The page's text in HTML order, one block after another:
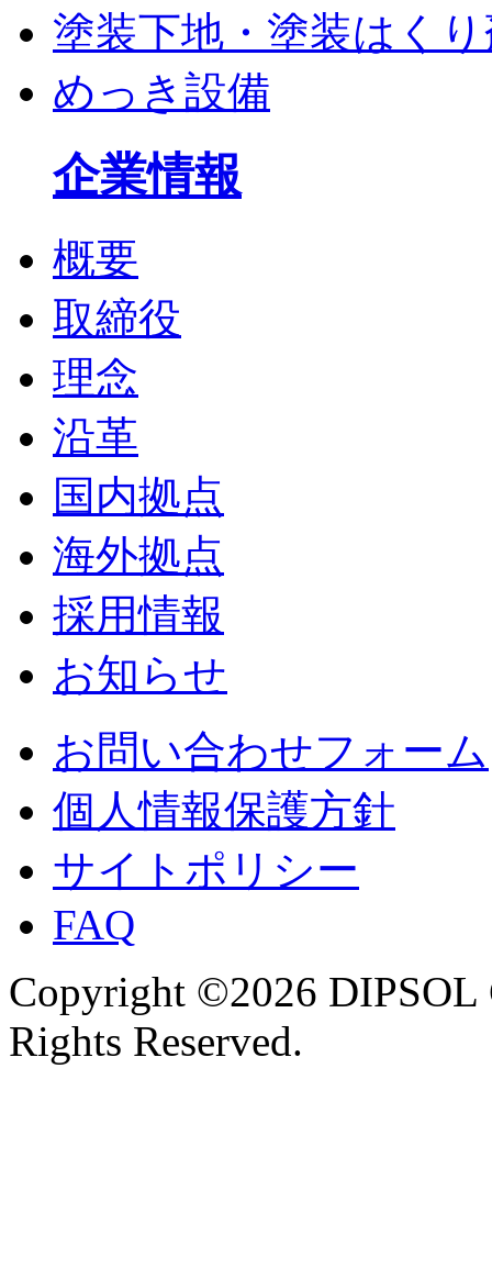
塗装下地・塗装はく
めっき設備
企業情報
概要
取締役
理念
沿革
国内拠点
海外拠点
採用情報
お知らせ
お問い合わせフォーム
個人情報保護方針
サイトポリシー
FAQ
Copyright ©2026
Rights Reserved.